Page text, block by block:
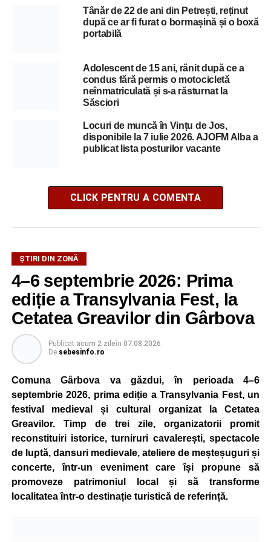
Tânăr de 22 de ani din Petrești, reținut
după ce ar fi furat o bormașină și o boxă
portabilă
Adolescent de 15 ani, rănit după ce a
condus fără permis o motocicletă
neînmatriculată și s-a răsturnat la
Săsciori
Locuri de muncă în Vințu de Jos,
disponibile la 7 iulie 2026. AJOFM Alba a
publicat lista posturilor vacante
CLICK PENTRU A COMENTA
ȘTIRI DIN ZONĂ
4–6 septembrie 2026: Prima
ediție a Transylvania Fest, la
Cetatea Greavilor din Gârbova
Publicat acum 2 zileîn 07.08.2026
De sebesinfo.ro
Comuna Gârbova va găzdui, în perioada 4–6
septembrie 2026, prima ediție a Transylvania Fest, un
festival medieval și cultural organizat la Cetatea
Greavilor. Timp de trei zile, organizatorii promit
reconstituiri istorice, turniruri cavalerești, spectacole
de luptă, dansuri medievale, ateliere de meșteșuguri și
concerte, într-un eveniment care își propune să
promoveze patrimoniul local și să transforme
localitatea într-o destinație turistică de referință.